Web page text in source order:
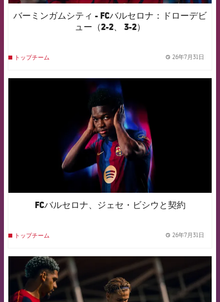
バーミンガムシティ - FCバルセロナ：ドローデビ
ュー（2-2、 3-2）
トップチーム 26年7月31日
FCB Barcelona badge
FCバルセロナ、ジェセ・ビシウと契約
トップチーム 26年7月31日
FCB Barcelona badge